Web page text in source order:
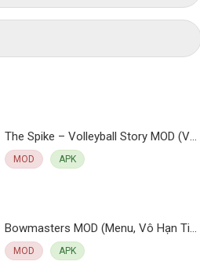
The Spike – Volleyball Story MOD (Vô Hạn Tiền, Full Cầu Thủ) 6.2.110 APK
MOD APK
Bowmasters MOD (Menu, Vô Hạn Tiền Kim Cương, Nhân Vật) 9.2.0 APK
MOD APK